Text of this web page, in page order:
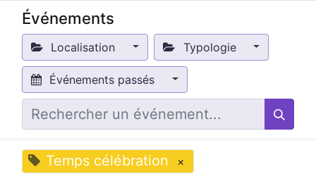
Événements
Localisation Typologie
Événements passés
Temps célébration ×